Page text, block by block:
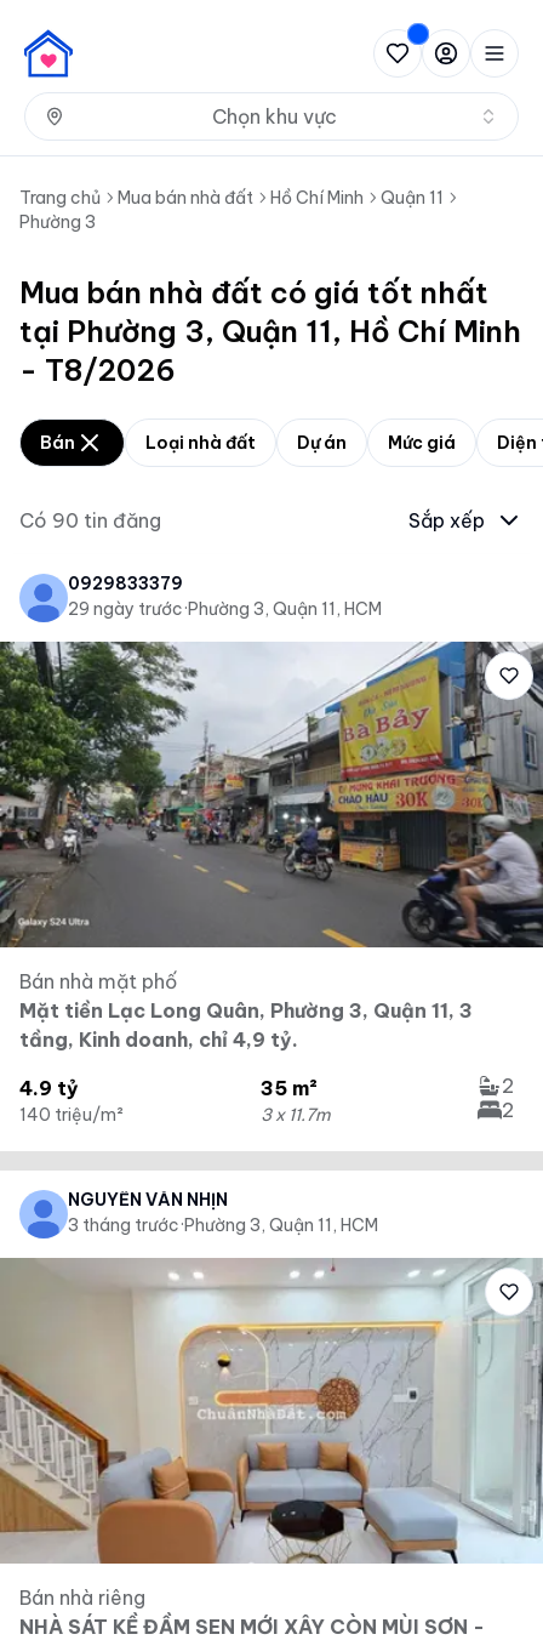
Chọn khu vực
Trang chủ Mua bán nhà đất Hồ Chí Minh
Quận 11
Phường 3
Mua bán nhà đất có giá tốt nhất
tại Phường 3, Quận 11, Hồ Chí Minh
- T8/2026
Bán Loại nhà đất Dự án Mức giá
Có 90 tin đăng Sắp xếp
0929833379
29 ngày trước·Phường 3, Quận 11, HCM
Bán nhà mặt phố
Mặt tiền Lạc Long Quân, Phường 3, Quận 11, 3
tầng, Kinh doanh, chỉ 4,9 tỷ.
4.9 tỷ
140 triệu/m²
35 m²
3 x 11.7m
2
2
NGUYỄN VĂN NHỊN
3 tháng trước·Phường 3, Quận 11, HCM
Bán nhà riêng
NHÀ SÁT KỀ ĐẦM SEN MỚI XÂY CÒN MÙI SƠN -